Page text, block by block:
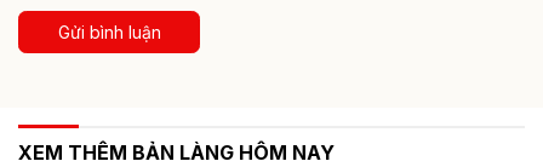
Gửi bình luận
XEM THÊM BẢN LÀNG HÔM NAY